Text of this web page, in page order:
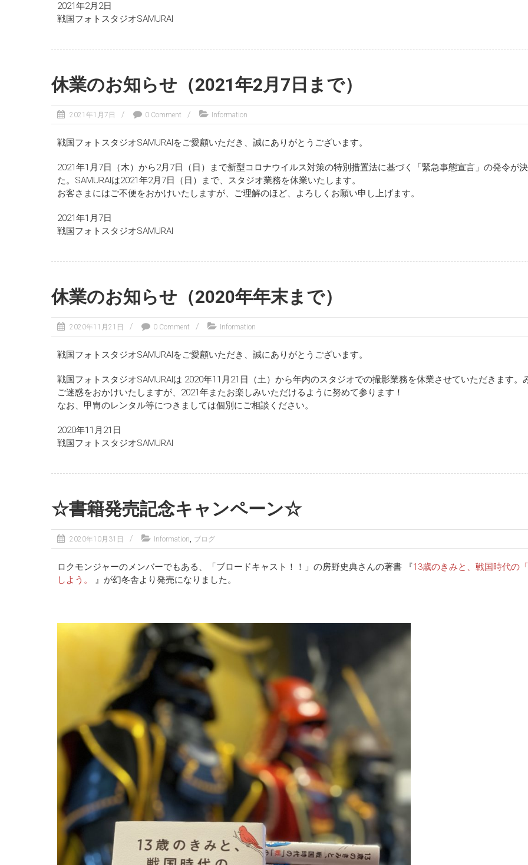
2021年2月2日
戦国フォトスタジオSAMURAI
休業のお知らせ（2021年2月7日まで）
2021年1月7日 0 Comment Information
戦国フォトスタジオSAMURAIをご愛顧いただき、誠にありがとうございます。
2021年1月7日（木）から2月7日（日）まで新型コロナウイルス対策の特別措置法に基づく「緊急事態宣言」の発令が
た。SAMURAIは2021年2月7日（日）まで、スタジオ業務を休業いたします。
お客さまにはご不便をおかけいたしますが、ご理解のほど、よろしくお願い申し上げます。
2021年1月7日
戦国フォトスタジオSAMURAI
休業のお知らせ（2020年年末まで）
2020年11月21日 0 Comment Information
戦国フォトスタジオSAMURAIをご愛顧いただき、誠にありがとうございます。
戦国フォトスタジオSAMURAIは 2020年11月21日（土）から年内のスタジオでの撮影業務を休業させていただきます。
ご迷惑をおかけいたしますが、2021年またお楽しみいただけるように努めて参ります！
なお、甲冑のレンタル等につきましては個別にご相談ください。
2020年11月21日
戦国フォトスタジオSAMURAI
☆書籍発売記念キャンペーン☆
2020年10月31日 Information, ブログ
ロクモンジャーのメンバーでもある、「ブロードキャスト！！」の房野史典さんの著書 『13歳のきみと、戦国時代の
しよう。
』が幻冬舎より発売になりました。